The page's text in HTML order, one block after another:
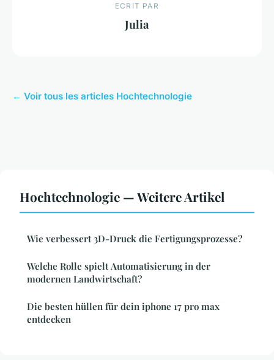
ECRIT PAR
Julia
← Voir tous les articles Hochtechnologie
Hochtechnologie — Weitere Artikel
Wie verbessert 3D-Druck die Fertigungsprozesse?
Welche Rolle spielt Automatisierung in der
modernen Landwirtschaft?
Die besten hüllen für dein iphone 17 pro max
entdecken